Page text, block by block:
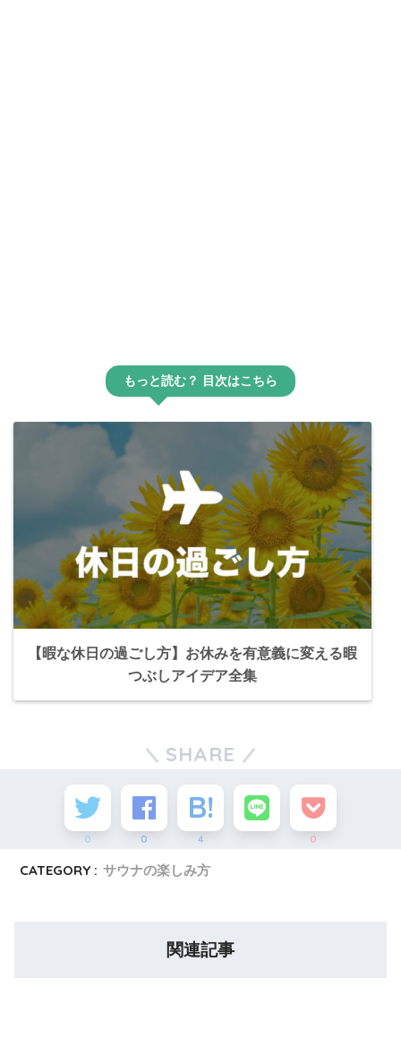
もっと読む？ 目次はこちら
【暇な休日の過ごし方】お休みを有意義に変える暇
つぶしアイデア全集
SHARE
0 0 4 0
CATEGORY : サウナの楽しみ方
関連記事